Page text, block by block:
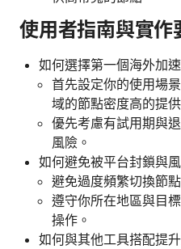
使用者指南與實作
如何選擇第一個海外加
首先設定你的使用場
域的節點密度高的提供
優先考慮有試用期與
風險。
如何避免被平台封鎖與
避免過度頻繁切換節
遵守你所在地區與目
操作。
如何與其他工具搭配提